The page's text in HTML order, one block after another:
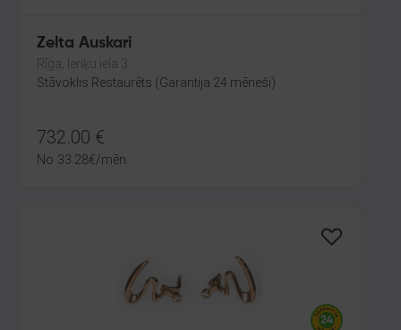
Zelta Auskari
Rīga, Ieriķu iela 3
Stāvoklis Restaurēts (Garantija 24 mēneši)
732.00 €
No 33.28€/mēn.